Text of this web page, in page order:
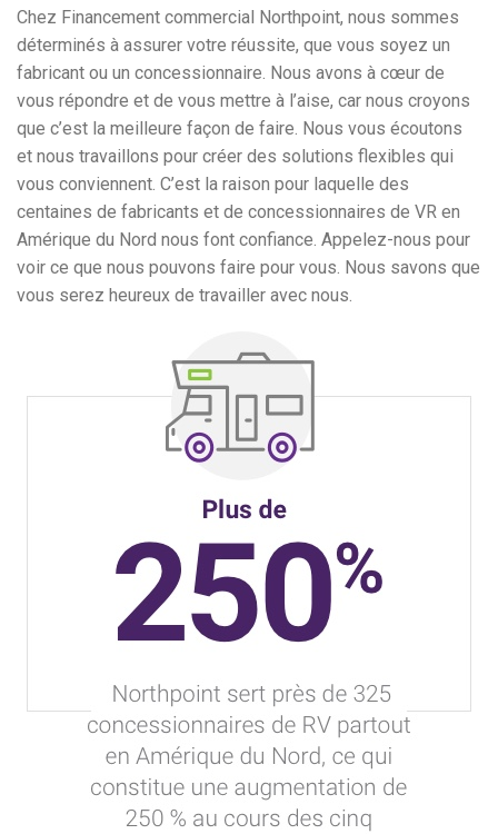
Chez Financement commercial Northpoint, nous sommes
déterminés à assurer votre réussite, que vous soyez un
fabricant ou un concessionnaire. Nous avons à cœur de
vous répondre et de vous mettre à l’aise, car nous croyons
que c’est la meilleure façon de faire. Nous vous écoutons
et nous travaillons pour créer des solutions flexibles qui
vous conviennent. C’est la raison pour laquelle des
centaines de fabricants et de concessionnaires de VR en
Amérique du Nord nous font confiance. Appelez-nous pour
voir ce que nous pouvons faire pour vous. Nous savons que
vous serez heureux de travailler avec nous.